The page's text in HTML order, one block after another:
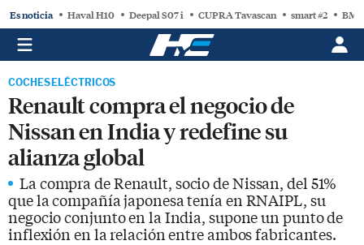
Es noticia Haval H10 Deepal S07 i CUPRA Tavascan smart #2
COCHES ELÉCTRICOS
Renault compra el negocio de
Nissan en India y redefine su
alianza global
La compra de Renault, socio de Nissan, del 51%
que la compañía japonesa tenía en RNAIPL, su
negocio conjunto en la India, supone un punto de
inflexión en la relación entre ambos fabricantes.